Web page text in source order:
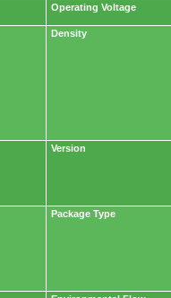
Operating Voltage
Density
Version
Package Type